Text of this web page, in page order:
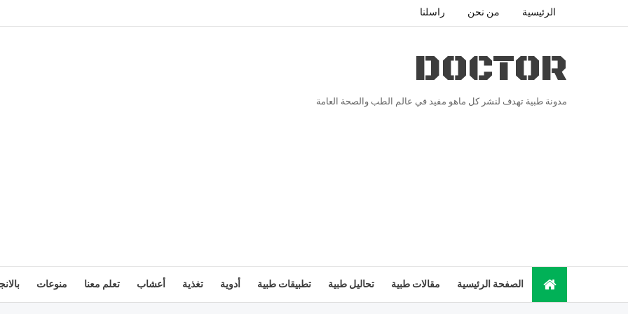
الرئيسية من نحن راسلنا
DOCTOR
مدونة طبية تهدف لنشر كل ماهو مفيد في عالم الطب والصحة العامة
الصفحة الرئيسية مقالات طبية تحاليل طبية تطبيقات طبية أدوية تغذية أعشاب تعلم معنا منوعات